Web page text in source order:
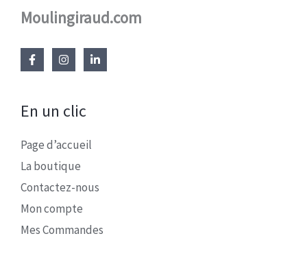
Moulingiraud.com
En un clic
Page d’accueil
La boutique
Contactez-nous
Mon compte
Mes Commandes